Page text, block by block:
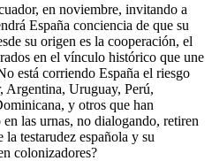
en noviembre, invitando a
España conciencia de que su
su origen es la cooperación, el
en el vínculo histórico que une
está corriendo España el riesgo
Argentina, Uruguay, Perú,
y otros que han
las urnas, no dialogando, retiren
la testarudez española y su
colonizadores?